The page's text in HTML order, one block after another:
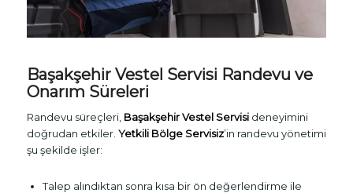
Başakşehir Vestel Servisi Randevu ve
Onarım Süreleri
Randevu süreçleri, Başakşehir Vestel Servisideneyimini
doğrudan etkiler. Yetkili Bölge Servisiz’in randevu yönetimi
şu şekilde işler:
Talep alındıktan sonra kısa bir ön değerlendirme ile